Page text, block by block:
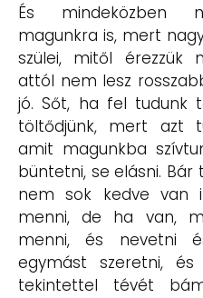
És mindeközben
magunkra is, mert
szülei, mitől érezzük
attól nem lesz
jó. Sőt, ha fel tudunk
töltődjünk, mert azt
amit magunkba
büntetni, se elásni.
nem sok kedve van
menni, de ha van,
menni, és nevetni
egymást szeretni,
tekintettel tévét